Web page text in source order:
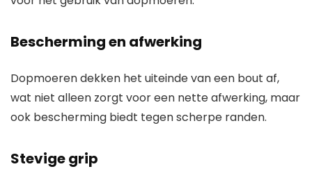
Bescherming en afwerking
Dopmoeren dekken het uiteinde van een bout af,
wat niet alleen zorgt voor een nette afwerking, maar
ook bescherming biedt tegen scherpe randen.
Stevige grip